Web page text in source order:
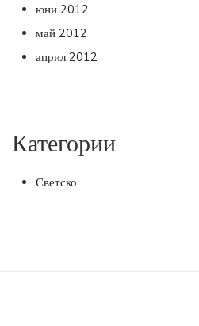
юни 2012
май 2012
април 2012
Категории
Светско